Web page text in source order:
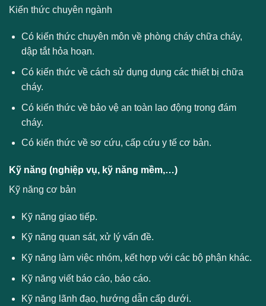
Kiến thức chuyên ngành
Có kiến thức chuyên môn về phòng cháy chữa cháy,
dập tắt hỏa hoạn.
Có kiến thức về cách sử dụng dụng các thiết bị chữa
cháy.
Có kiến thức về bảo vệ an toàn lao động trong đám
cháy.
Có kiến thức về sơ cứu, cấp cứu y tế cơ bản.
Kỹ năng (nghiệp vụ, kỹ năng mềm,…)
Kỹ năng cơ bản
Kỹ năng giao tiếp.
Kỹ năng quan sát, xử lý vấn đề.
Kỹ năng làm việc nhóm, kết hợp với các bộ phận khác.
Kỹ năng viết báo cáo, báo cáo.
Kỹ năng lãnh đạo, hướng dẫn cấp dưới.